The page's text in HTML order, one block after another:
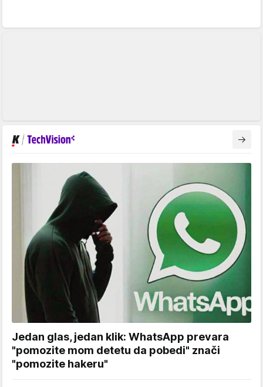
Jedan glas, jedan klik: WhatsApp prevara
"pomozite mom detetu da pobedi" znači
"pomozite hakeru"